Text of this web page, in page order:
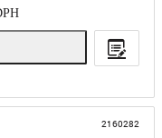
2160282